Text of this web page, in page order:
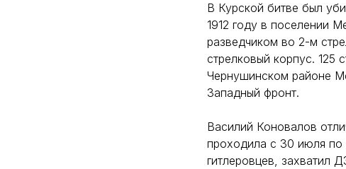
В Курской битве был
1912 году в поселении
разведчиком во 2-м
стрелковый корпус. 125
Чернушинском районе
Западный фронт.
Василий Коновалов
проходила с 30 июля по
гитлеровцев, захватил